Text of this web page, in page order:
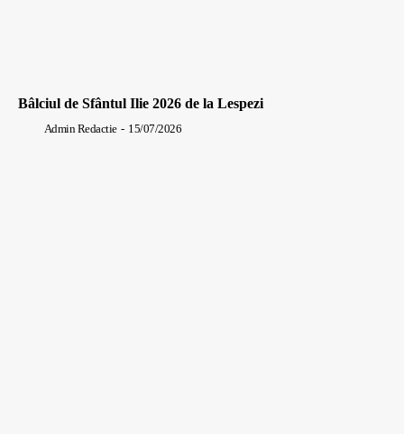
Bâlciul de Sfântul Ilie 2026 de la Lespezi
Admin Redactie - 15/07/2026